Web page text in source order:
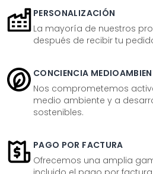
PERSONALIZACIÓN
La mayoría de nuestros
después de recibir tu
CONCIENCIA
Nos comprometemos
medio ambiente y a
sostenibles.
PAGO POR FACTURA
Ofrecemos una amplia